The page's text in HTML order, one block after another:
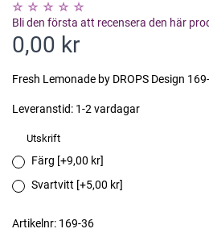
Bli den första att recensera den här
0,00 kr
Fresh Lemonade by DROPS Design
Leveranstid: 1-2 vardagar
Utskrift
Färg [+9,00 kr]
Svartvitt [+5,00 kr]
Artikelnr: 169-36